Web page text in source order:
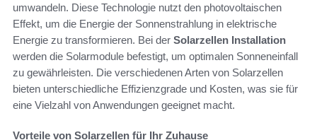
umwandeln. Diese Technologie nutzt den photovoltaischen
Effekt, um die Energie der Sonnenstrahlung in elektrische
Energie zu transformieren. Bei der Solarzellen Installation
werden die Solarmodule befestigt, um optimalen Sonneneinfall
zu gewährleisten. Die verschiedenen Arten von Solarzellen
bieten unterschiedliche Effizienzgrade und Kosten, was sie für
eine Vielzahl von Anwendungen geeignet macht.
Vorteile von Solarzellen für Ihr Zuhause